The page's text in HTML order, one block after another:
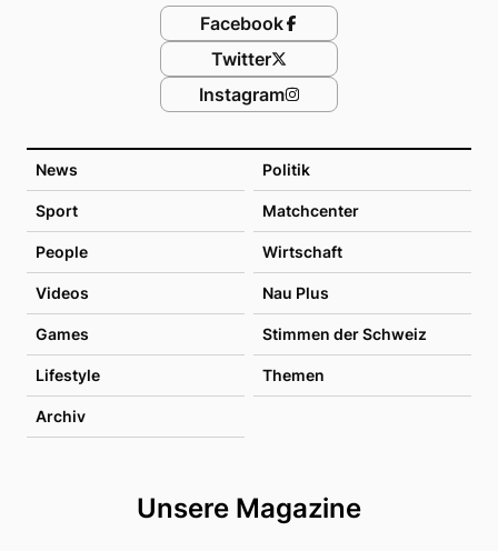
News Politik
Sport Matchcenter
People Wirtschaft
Videos Nau Plus
Games Stimmen der Schweiz
Lifestyle Themen
Archiv
Unsere Magazine
Facebook
Twitter
Instagram